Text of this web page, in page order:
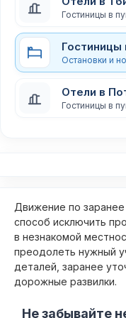
Гостиницы в
Гостиницы
Остановки и
Отели в
Гостиницы в
Движение по
способ исключить
в незнакомой
преодолеть нужный
деталей, заранее
дорожные развилки.
Не забывайте